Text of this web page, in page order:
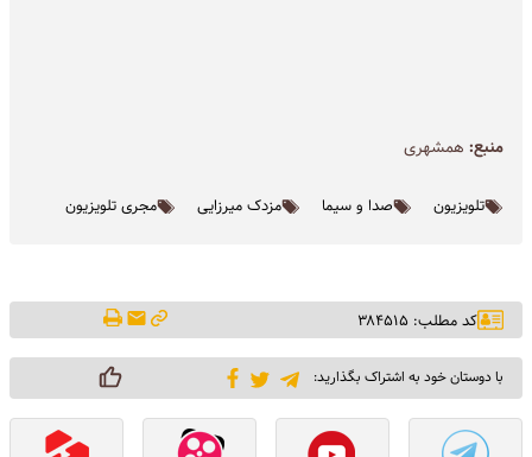
منبع: همشهری
تلویزیون صدا و سیما مزدک میرزایی مجری تلویزیون
کد مطلب: ۳۸۴۵۱۵
با دوستان خود به اشتراک بگذارید: